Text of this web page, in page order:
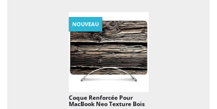
Coque Renforcée Pour
MacBook Neo Texture Bois
NOUVEAU